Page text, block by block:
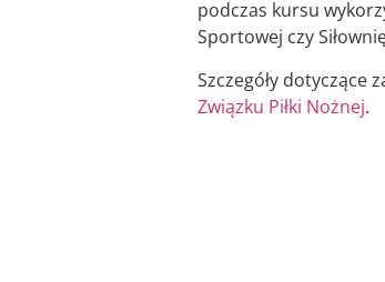
podczas kursu
Sportowej czy
Szczegóły
Związku Piłki Nożnej.